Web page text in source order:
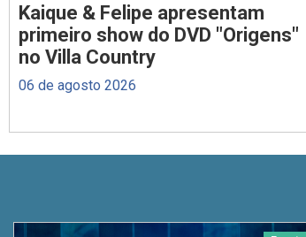
Kaique & Felipe apresentam
primeiro show do DVD "Origens"
no Villa Country
06 de agosto 2026